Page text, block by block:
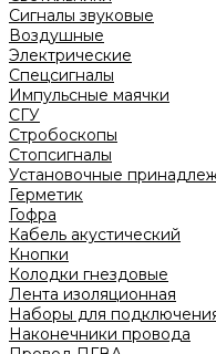
Сигналы звуковые
Воздушные
Электрические
Спецсигналы
Импульсные маячки
СГУ
Стробоскопы
Стопсигналы
Установочные
Герметик
Гофра
Кабель акустический
Кнопки
Колодки гнездовые
Лента изоляционная
Наборы для
Наконечники провода